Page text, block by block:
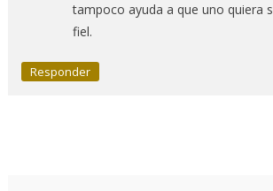
tampoco ayuda a que uno quiera
fiel.
Responder